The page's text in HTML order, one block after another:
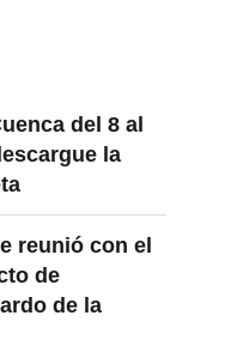
del 8 al
la
reunió con el
de
de la